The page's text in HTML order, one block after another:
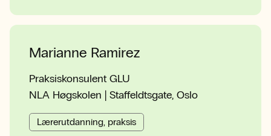
Marianne Ramirez
Praksiskonsulent GLU
NLA Høgskolen | Staffeldtsgate, Oslo
Lærerutdanning, praksis